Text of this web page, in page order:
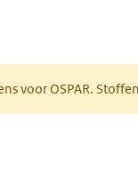
voor OSPAR.